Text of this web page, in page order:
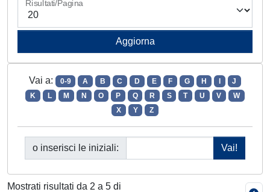
Risultati/Pagina
Vai a: 0-9 A B C D E F G H
J
K
L M N O P Q R S T U V
W
X
Y Z
o inserisci le iniziali:
Mostrati risultati da 2 a 5 di